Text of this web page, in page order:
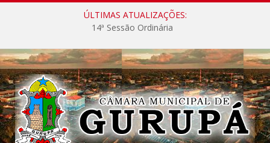
ÚLTIMAS ATUALIZAÇÕES:
14ª Sessão Ordinária